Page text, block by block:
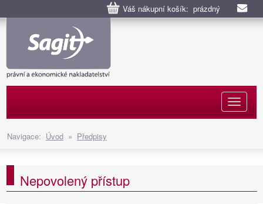
Váš nákupní košík: prázdný
Navigace: Úvod » Předpisy
Nepovolený přístup